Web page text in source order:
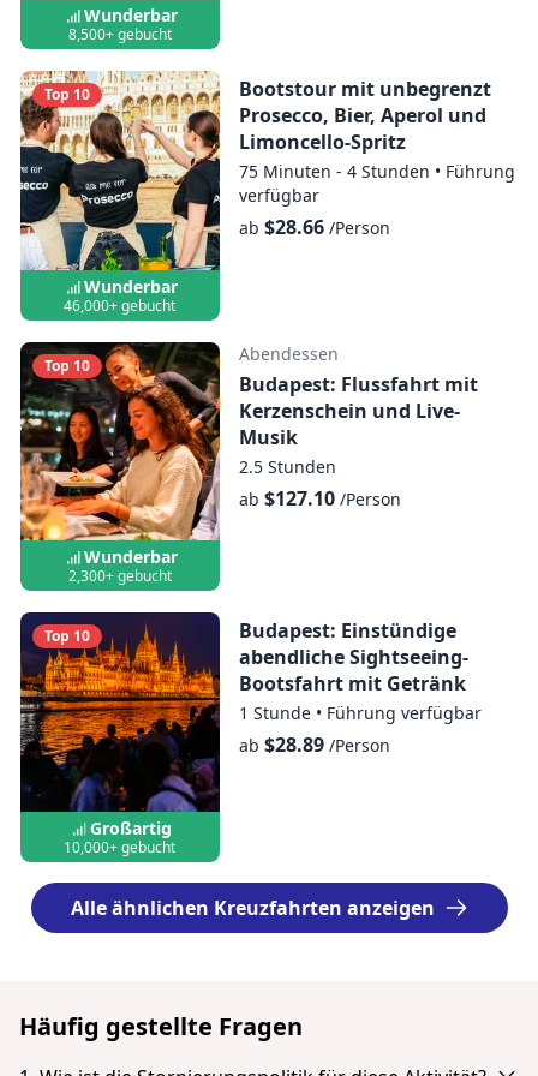
technischen Problemen die Kreuzfahrt
abzusagen.
Alkohol wird an Personen unter 18 Jahren
nicht ausgeschenkt.
Wunderbar
8,500+ gebucht
Top 10
Wunderbar
46,000+ gebucht
Bootstour mit unbegrenzt
Prosecco, Bier, Aperol und
Limoncello-Spritz
75 Minuten - 4 Stunden • Führung
verfügbar
ab $28.66/Person
Top 10
Wunderbar
2,300+ gebucht
Abendessen
Budapest: Flussfahrt mit
Kerzenschein und Live-
Musik
2.5 Stunden
ab $127.10/Person
Top 10
Großartig
10,000+ gebucht
Budapest: Einstündige
abendliche Sightseeing-
Bootsfahrt mit Getränk
1 Stunde • Führung verfügbar
ab $28.89/Person
Alle ähnlichen Kreuzfahrten anzeigen
Häufig gestellte Fragen